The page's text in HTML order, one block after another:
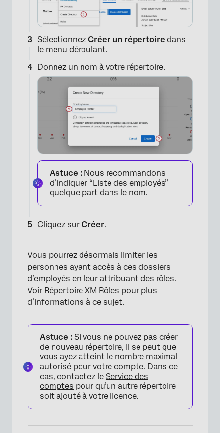
×
Sélectionnez Créer un répertoire dans
le menu déroulant.
Donnez un nom à votre répertoire.
Astuce : Nous recommandons
d’indiquer “Liste des employés”
quelque part dans le nom.
Cliquez sur Créer.
Vous pourrez désormais limiter les
personnes ayant accès à ces dossiers
d’employés en leur attribuant des rôles.
Voir Répertoire XM Rôles pour plus
d’informations à ce sujet.
Astuce : Si vous ne pouvez pas créer
de nouveau répertoire, il se peut que
vous ayez atteint le nombre maximal
autorisé pour votre compte. Dans ce
cas, contactez le Service des
comptes pour qu’un autre répertoire
soit ajouté à votre licence.